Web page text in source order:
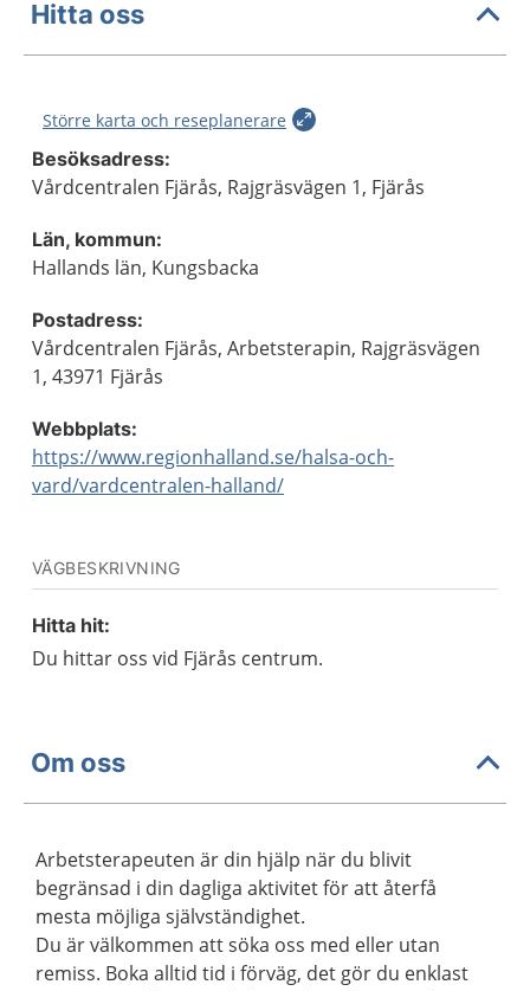
Hitta oss
Större karta och reseplanerare
Besöksadress:
Vårdcentralen Fjärås, Rajgräsvägen 1, Fjärås
Län, kommun:
Hallands län, Kungsbacka
Postadress:
Vårdcentralen Fjärås, Arbetsterapin, Rajgräsvägen
1, 43971 Fjärås
Webbplats:
https://www.regionhalland.se/halsa-och-
vard/vardcentralen-halland/
VÄGBESKRIVNING
Hitta hit:
Du hittar oss vid Fjärås centrum.
Om oss
Arbetsterapeuten är din hjälp när du blivit
begränsad i din dagliga aktivitet för att återfå
mesta möjliga självständighet.
Du är välkommen att söka oss med eller utan
remiss. Boka alltid tid i förväg, det gör du enklast